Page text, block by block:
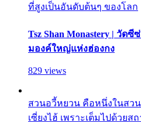
ที่สูงเป็นอันดับต้นๆ ของโลก
Tsz Shan Monastery | วัด
มองค์ใหญ่แห่งฮ่องกง
829 views
สวนอวี้หยวน คือหนึ่งในสว
เซี่ยงไฮ้ เพราะเต็มไปด้วย